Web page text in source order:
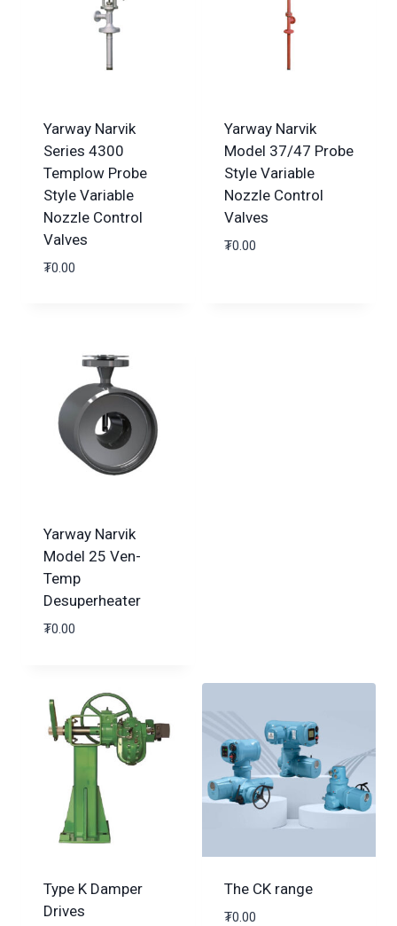
Yarway Narvik
Series 4300
Templow Probe
Style Variable
Nozzle Control
Valves
₮0.00
Yarway Narvik
Model 37/47 Probe
Style Variable
Nozzle Control
Valves
₮0.00
Yarway Narvik
Model 25 Ven-
Temp
Desuperheater
₮0.00
Type K Damper
Drives
The CK range
₮0.00